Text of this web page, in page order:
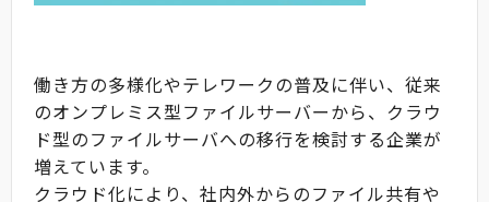
働き方の多様化やテレワークの普及に伴い、従来
のオンプレミス型ファイルサーバーから、クラウ
ド型のファイルサーバへの移行を検討する企業が
増えています。
クラウド化により、社内外からのファイル共有や